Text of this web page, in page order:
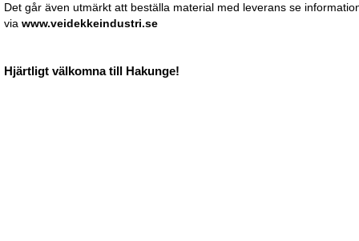
Det går även utmärkt att beställa material med leverans se
via www.veidekkeindustri.se
Hjärtligt välkomna till Hakunge!